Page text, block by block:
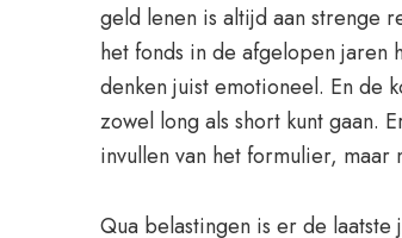
geld lenen is altijd aan strenge
het fonds in de afgelopen jaren
denken juist emotioneel. En de
zowel long als short kunt gaan.
invullen van het formulier,
Qua belastingen is er de